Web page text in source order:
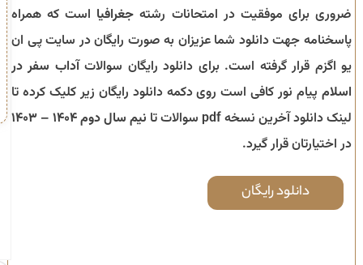
ضروری برای موفقیت در امتحانات رشته جغرافیا است که همراه
پاسخنامه جهت دانلود شما عزیزان به صورت رایگان در سایت پی ان
یو اگزم قرار گرفته است. برای دانلود رایگان سوالاتآداب سفر در
اسلام پیام نور کافی است روی دکمه دانلود رایگان زیر کلیک کرده تا
لینک دانلود آخرین نسخه pdf سوالات تا
نیم سال دوم ۱۴۰۴ – ۱۴۰۳
در اختیارتان قرار گیرد.
دانلود رایگان